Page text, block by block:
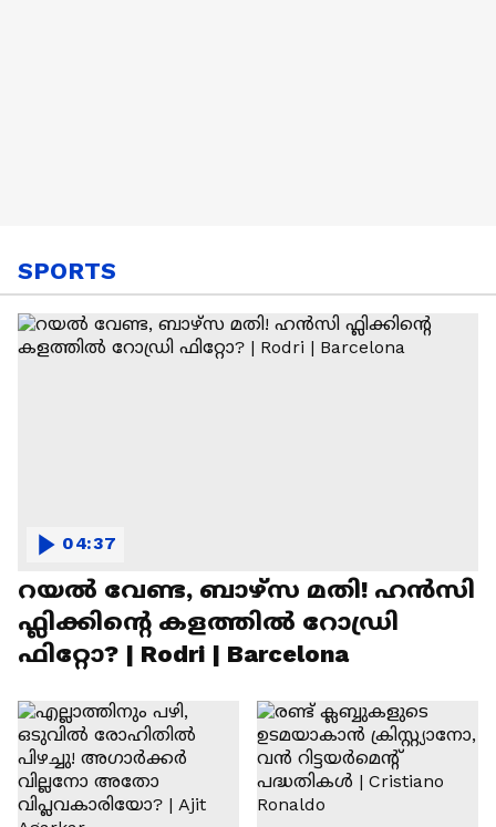
SPORTS
റയല്‍ വേണ്ട, ബാഴ്‌സ മതി! ഹൻസി
ഫ്ലിക്കിന്റെ കളത്തില്‍ റോഡ്രി
ഫിറ്റോ? | Rodri | Barcelona
04:37